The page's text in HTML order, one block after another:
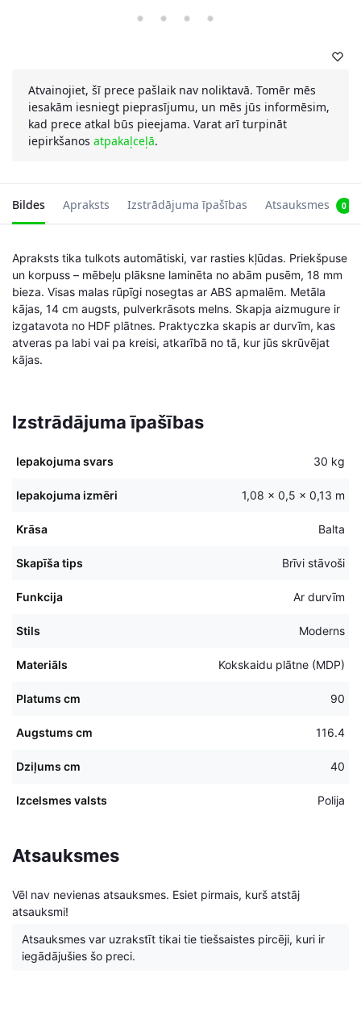
Atvainojiet, šī prece pašlaik nav noliktavā. Tomēr mēs
iesakām iesniegt pieprasījumu, un mēs jūs informēsim,
kad prece atkal būs pieejama. Varat arī turpināt
iepirkšanos atpakaļceļā.
Bildes Apraksts Izstrādājuma īpašības Atsauksmes 0
Apraksts tika tulkots automātiski, var rasties kļūdas. Priekšpuse
un korpuss – mēbeļu plāksne laminēta no abām pusēm, 18 mm
bieza. Visas malas rūpīgi nosegtas ar ABS apmalēm. Metāla
kājas, 14 cm augsts, pulverkrāsots melns. Skapja aizmugure ir
izgatavota no HDF plātnes. Praktyczka skapis ar durvīm, kas
atveras pa labi vai pa kreisi, atkarībā no tā, kur jūs skrūvējat
kājas.
Izstrādājuma īpašības
Iepakojuma svars 30 kg
Iepakojuma izmēri 1,08 × 0,5 × 0,13 m
Krāsa Balta
Skapīša tips Brīvi stāvoši
Funkcija Ar durvīm
Stils Moderns
Materiāls Kokskaidu plātne (MDP)
Platums cm 90
Augstums cm 116.4
Dziļums cm 40
Izcelsmes valsts Polija
Atsauksmes
Vēl nav nevienas atsauksmes. Esiet pirmais, kurš atstāj
atsauksmi!
Atsauksmes var uzrakstīt tikai tie tiešsaistes pircēji, kuri ir
iegādājušies šo preci.